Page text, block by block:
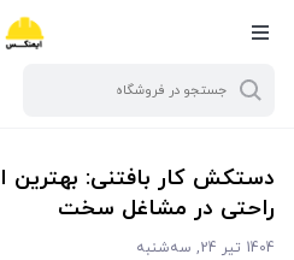
دستکش‌ کار بافتنی: بهترین
راحتی در مشاغل سخت
1404 تیر 24, سه‌شنبه